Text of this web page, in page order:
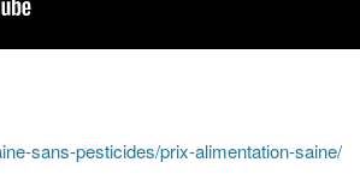
sans-pesticides/prix-alimentation-saine/